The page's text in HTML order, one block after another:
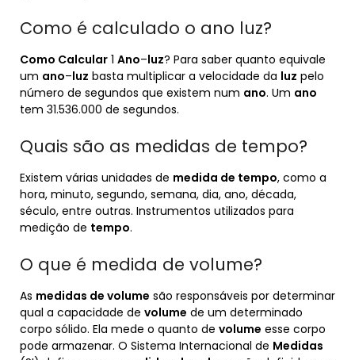
Como é calculado o ano luz?
Como Calcular 1 Ano–luz? Para saber quanto equivale
um ano–luz basta multiplicar a velocidade da luz pelo
número de segundos que existem num ano. Um ano
tem 31.536.000 de segundos.
Quais são as medidas de tempo?
Existem várias unidades de medida de tempo, como a
hora, minuto, segundo, semana, dia, ano, década,
século, entre outras. Instrumentos utilizados para
medição de tempo.
O que é medida de volume?
As medidas de volume são responsáveis por determinar
qual a capacidade de volume de um determinado
corpo sólido. Ela mede o quanto de volume esse corpo
pode armazenar. O Sistema Internacional de Medidas